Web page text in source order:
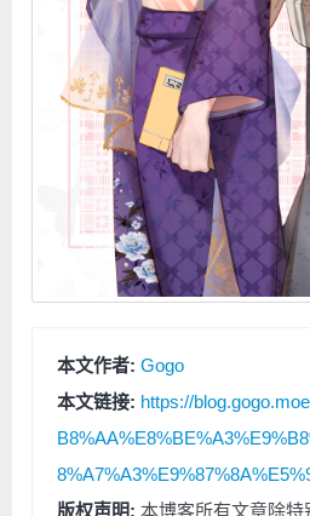
本文作者: Gogo
本文链接: https://
版权声明: 本博客所有文章除特